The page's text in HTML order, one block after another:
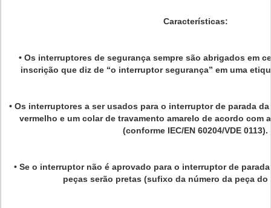
Características:
• Os interruptores de segurança sempre são abrigados em
inscrição que diz de “o interruptor segurança” em uma
• Os interruptores a ser usados para o interruptor de parada
vermelho e um colar de travamento amarelo de acordo com
(conforme IEC/EN 60204/VDE 0113).
• Se o interruptor não é aprovado para o interruptor de
peças serão pretas (sufixo da número da peça do